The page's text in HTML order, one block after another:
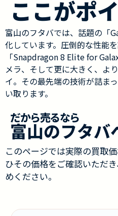
ここがポ
富山のフタバでは、話題の「
化しています。圧倒的な性能
「Snapdragon 8 Elite for
メラ、そして更に大きく、よ
イ。その最先端の技術が詰ま
い取ります。
だから売るなら
富山のフタバ
このページでは実際の買取
ひその価格をご確認いただ
めください。